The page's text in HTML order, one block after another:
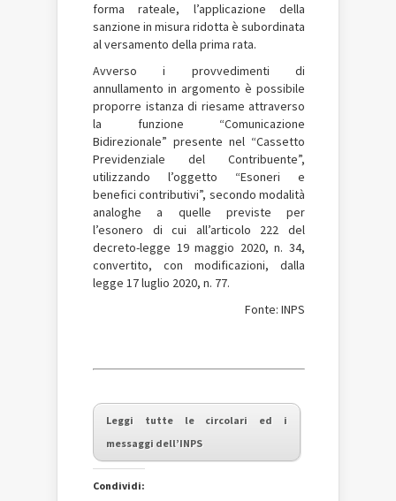
forma rateale, l’applicazione della
sanzione in misura ridotta è subordinata
al versamento della prima rata.
Avverso i provvedimenti di
annullamento in argomento è possibile
proporre istanza di riesame attraverso
la funzione “Comunicazione
Bidirezionale” presente nel “Cassetto
Previdenziale del Contribuente”,
utilizzando l’oggetto “Esoneri e
benefici contributivi”, secondo modalità
analoghe a quelle previste per
l’esonero di cui all’articolo 222 del
decreto-legge 19 maggio 2020, n. 34,
convertito, con modificazioni, dalla
legge 17 luglio 2020, n. 77.
Fonte: INPS
Leggi tutte le circolari ed i
messaggi dell’INPS
Condividi: